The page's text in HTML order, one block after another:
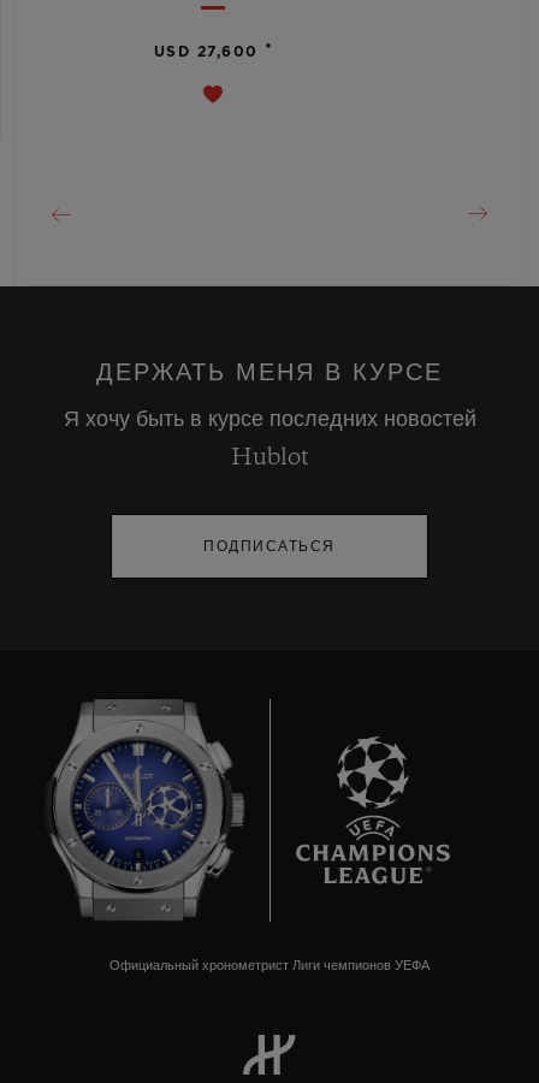
USD 27,600 •
ДЕРЖАТЬ МЕНЯ В КУРСЕ
Я хочу быть в курсе последних новостей
Hublot
ПОДПИСАТЬСЯ
8
Официальный хронометрист Лиги чемпионов УЕФА